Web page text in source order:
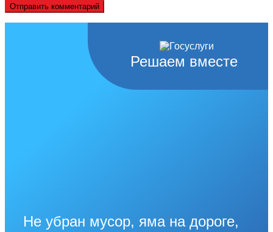
Решаем вместе
Не убран мусор, яма на дороге,